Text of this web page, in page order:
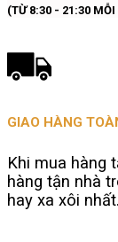
(TỪ 8:30 - 21:30 MỖI
GIAO HÀNG
Khi mua hàng
hàng tận nhà
hay xa xôi nhất.